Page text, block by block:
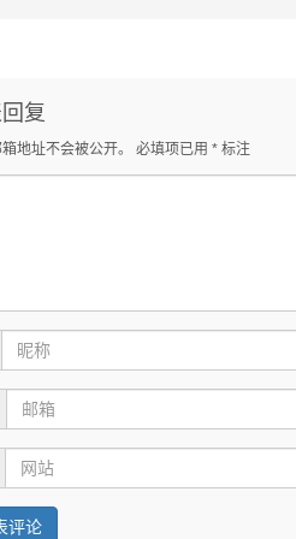
复
地址不会被公开。 必填项已用 * 标注